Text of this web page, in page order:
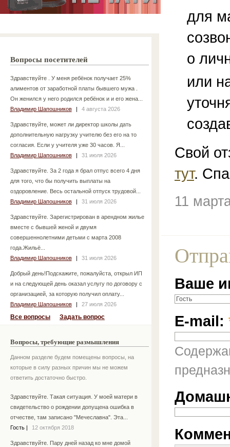
Вопросы посетителей
Здравствуйте . У меня ребёнок получает 25%
алиментов от заработной платы бывшего мужа .
Он женился у него родился ребёнок и и его жена...
Владимир Шапошников
| 4 августа 2026
Здравствуйте, может ли директор школы дать
дополнительную нагрузку учителю без его на то
согласия. Если у учителя уже 30 часов. Я...
Владимир Шапошников
| 31 июля 2026
Здравствуйте. За 2 года я брал отпус всего 4 дня
для того, что бы получить выплаты на
оздоровление. Весь остальной отпуск трудовой...
Владимир Шапошников
| 31 июля 2026
Здравствуйте. Зарегистрирован в арендном жилье
вместе с бывшей женой и двумя
совершеннолетними детьми с марта 2008
года.Жильё...
Владимир Шапошников
| 31 июля 2026
Добрый день!Подскажите, пожалуйста, открыл ИП
и на следующей день оказал услугу по договору с
организацией, за которую получил оплату...
Владимир Шапошников
| 27 июля 2026
Все вопросы Задать вопрос
Вопросы, требующие размышления
Данном разделе будем помещены вопросы, на
которые в силу разных причин мы не можем
ответить достаточно быстро.
Здравствуйте. Такая ситуация. У моей матери в
свидетельство о рождении допущена ошибка в
отчестве, там записано "Мечеславна". Эта...
Гость
12 октября 2018
Здравствуйте. Пару дней назад ко мне домой
для
о
или
Свой
тут.
11
Ваше
E-mail: